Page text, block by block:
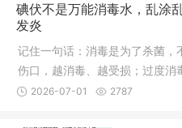
碘伏不是万能消毒水，乱涂
发炎
记住一句话：消毒是为了杀菌，
伤口，越消毒、越受损；过度消
2026-07-01 2787